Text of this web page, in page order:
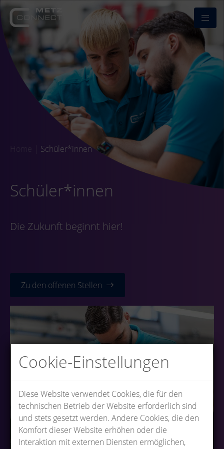
Home Schüler*innen
Schüler*innen
Die Zukunft beginnt hier!
Zu den offenen Stellen
Cookie-Einstellungen
Diese Website verwendet Cookies, die für den
technischen Betrieb der Website erforderlich sind
und stets gesetzt werden. Andere Cookies, die den
Komfort dieser Website erhöhen oder die
Interaktion mit externen Diensten ermöglichen,